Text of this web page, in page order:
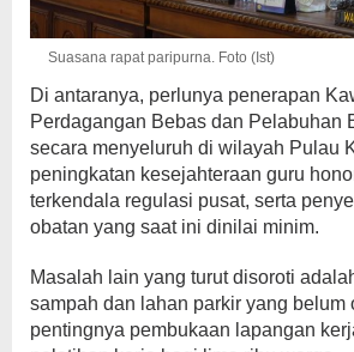
Suasana rapat paripurna. Foto (Ist)
Di antaranya, perlunya penerapan
Perdagangan Bebas dan Pelabuhan
secara menyeluruh di wilayah Pulau
peningkatan kesejahteraan guru
terkendala regulasi pusat, serta
obatan yang saat ini dinilai minim.
Masalah lain yang turut disoroti
sampah dan lahan parkir yang belum
pentingnya pembukaan lapangan